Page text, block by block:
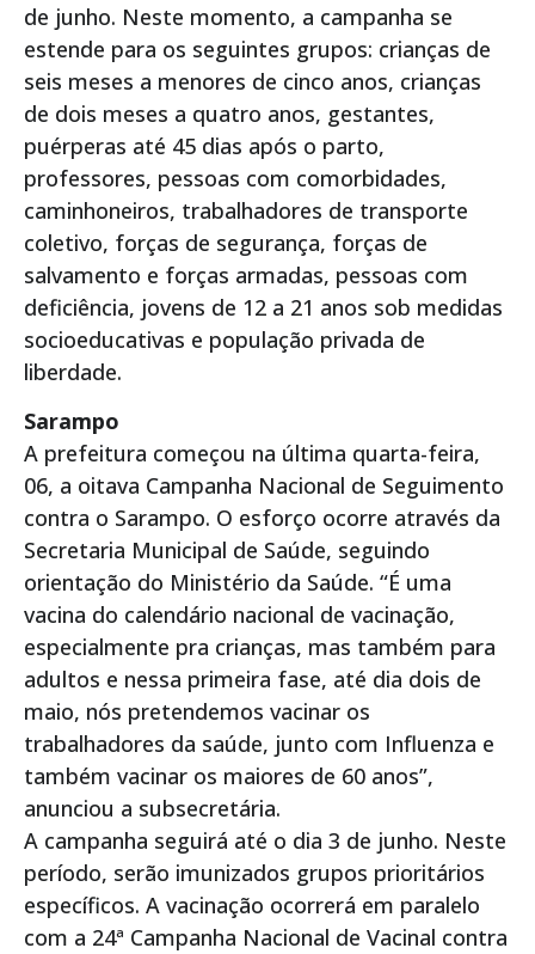
de junho. Neste momento, a campanha se
estende para os seguintes grupos: crianças de
seis meses a menores de cinco anos, crianças
de dois meses a quatro anos, gestantes,
puérperas até 45 dias após o parto,
professores, pessoas com comorbidades,
caminhoneiros, trabalhadores de transporte
coletivo, forças de segurança, forças de
salvamento e forças armadas, pessoas com
deficiência, jovens de 12 a 21 anos sob medidas
socioeducativas e população privada de
liberdade.
Sarampo
A prefeitura começou na última quarta-feira,
06, a oitava Campanha Nacional de Seguimento
contra o Sarampo. O esforço ocorre através da
Secretaria Municipal de Saúde, seguindo
orientação do Ministério da Saúde. “É uma
vacina do calendário nacional de vacinação,
especialmente pra crianças, mas também para
adultos e nessa primeira fase, até dia dois de
maio, nós pretendemos vacinar os
trabalhadores da saúde, junto com Influenza e
também vacinar os maiores de 60 anos”,
anunciou a subsecretária.
A campanha seguirá até o dia 3 de junho. Neste
período, serão imunizados grupos prioritários
específicos. A vacinação ocorrerá em paralelo
com a 24ª Campanha Nacional de Vacinal contra